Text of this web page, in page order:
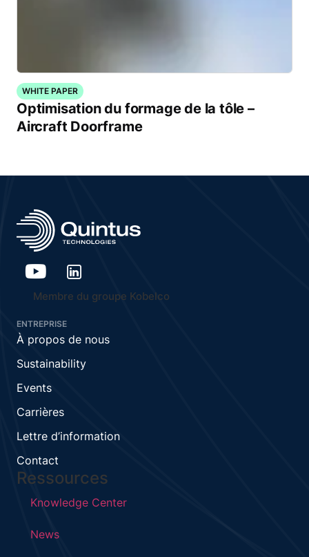
WHITE PAPER
Optimisation du formage de la tôle –
Aircraft Doorframe
Membre du groupe Kobelco
ENTREPRISE
À propos de nous
Sustainability
Events
Carrières
Lettre d’information
Contact
Ressources
Knowledge Center
News